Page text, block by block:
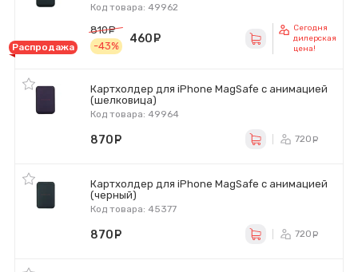
Код товара: 49962
Распродажа
810
-43%
460
Сегодня
дилерская
цена!
Картхолдер для iPhone MagSafe с анимацией
(шелковица)
Код товара: 49964
870 720
Картхолдер для iPhone MagSafe с анимацией
(черный)
Код товара: 45377
870 720